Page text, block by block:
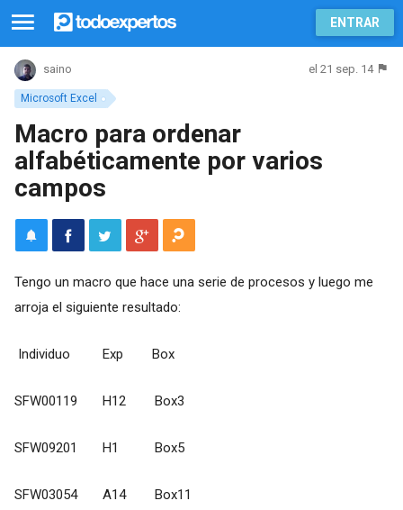
ENTRAR
Microsoft Excel
saino el 21 sep. 14
Macro para ordenar
alfabéticamente por varios
campos
Tengo un macro que hace una serie de procesos y luego me
arroja el siguiente resultado:
Individuo Exp Box
SFW00119 H12 Box3
SFW09201 H1 Box5
SFW03054 A14 Box11